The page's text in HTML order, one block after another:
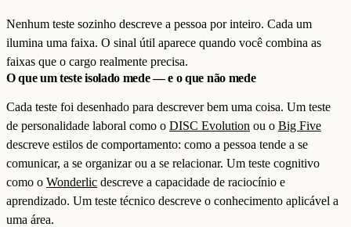
Nenhum teste sozinho descreve a pessoa por inteiro. Cada um
ilumina uma faixa. O sinal útil aparece quando você combina as
faixas que o cargo realmente precisa.
O que um teste isolado mede — e o que não mede
Cada teste foi desenhado para descrever bem uma coisa. Um teste
de personalidade laboral como o DISC Evolution ou o Big Five
descreve estilos de comportamento: como a pessoa tende a se
comunicar, a se organizar ou a se relacionar. Um teste cognitivo
como o Wonderlic descreve a capacidade de raciocínio e
aprendizado. Um teste técnico descreve o conhecimento aplicável a
uma área.